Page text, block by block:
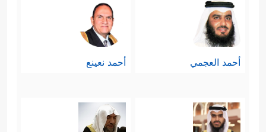
أحمد العجمي أحمد نعينع